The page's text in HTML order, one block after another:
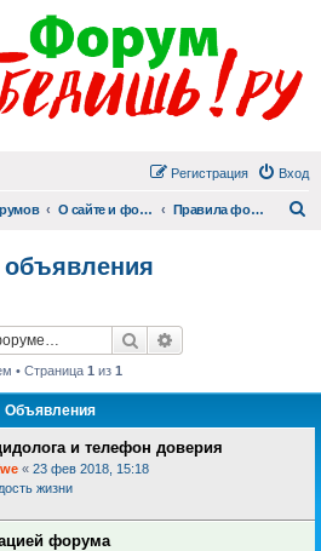
Вход
Регистрация
О сайте и форуме Правила форума, объявления администрации
Поиск
• Страница 1 из 1
Объявления
и телефон доверия
« 23 фев 2018, 15:18
жизни
форума